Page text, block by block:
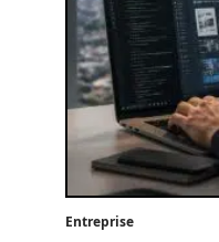
Entreprise